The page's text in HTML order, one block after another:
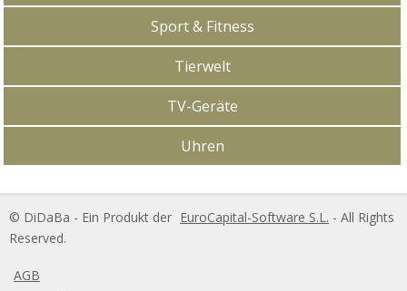
Sport & Fitness
Tierwelt
TV-Geräte
Uhren
DiDaBa Copyright
© DiDaBa - Ein Produkt der EuroCapital-Software S.L. - All Rights
Reserved.
AGB